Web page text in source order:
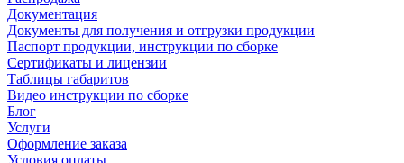
Документация
Документы для получения и отгрузки продукции
Паспорт продукции, инструкции по сборке
Сертификаты и лицензии
Таблицы габаритов
Видео инструкции по сборке
Блог
Услуги
Оформление заказа
Условия оплаты